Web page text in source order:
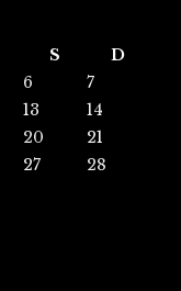
S
D
6
7
13
14
20
21
27
28